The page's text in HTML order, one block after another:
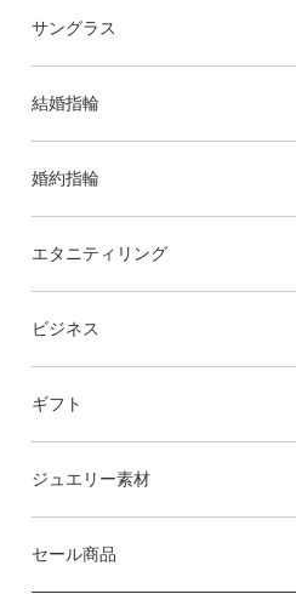
サングラス
結婚指輪
婚約指輪
エタニティリング
ビジネス
ギフト
ジュエリー素材
セール商品